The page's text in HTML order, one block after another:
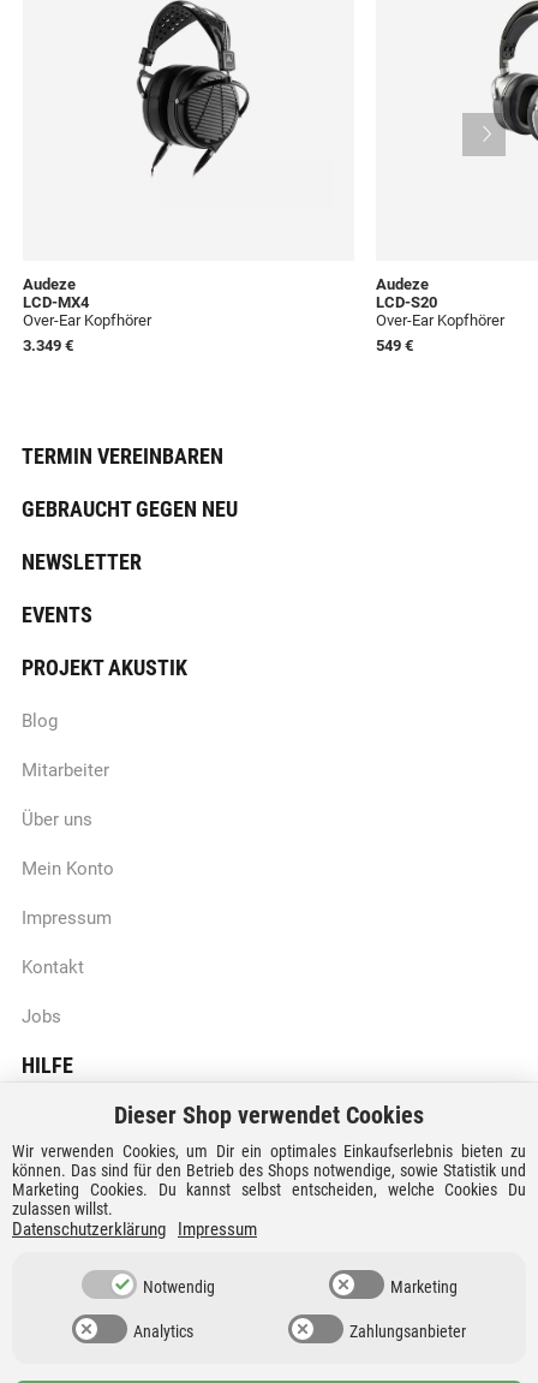
Audeze
LCD-MX4
Over-Ear Kopfhörer
3.349 €
Audeze
LCD-S20
Over-Ear Kopfhörer
549 €
TERMIN VEREINBAREN
GEBRAUCHT GEGEN NEU
NEWSLETTER
EVENTS
PROJEKT AKUSTIK
Blog
Mitarbeiter
Über uns
Mein Konto
Impressum
Kontakt
Jobs
HILFE
Batteriegesetzhinweise
Vertrag widerrufen
Versandkosten und Lieferzeiten
Zahlungsarten
Dieser Shop verwendet Cookies
Wir verwenden Cookies, um Dir ein optimales Einkaufserlebnis bieten zu
können. Das sind für den Betrieb des Shops notwendige, sowie Statistik und
Marketing Cookies. Du kannst selbst entscheiden, welche Cookies Du
zulassen willst.
Datenschutzerklärung Impressum
Notwendig Marketing
Analytics Zahlungsanbieter